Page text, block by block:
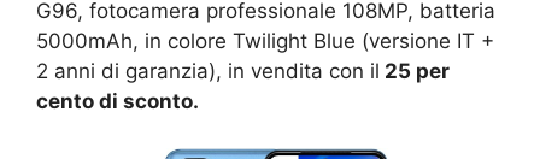
G96, fotocamera professionale 108MP, batteria
5000mAh, in colore Twilight Blue (versione IT +
2 anni di garanzia), in vendita con il 25 per
cento di sconto.